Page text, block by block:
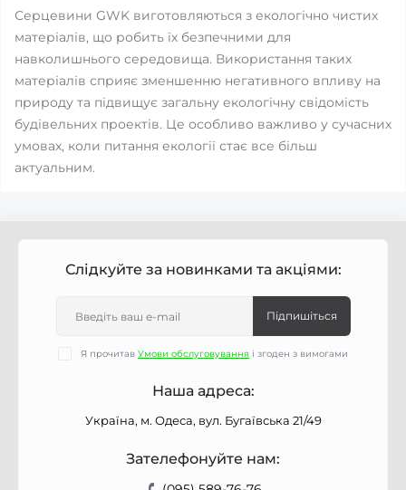
Серцевини GWK виготовляються з екологічно чистих
матеріалів, що робить їх безпечними для
навколишнього середовища. Використання таких
матеріалів сприяє зменшенню негативного впливу на
природу та підвищує загальну екологічну свідомість
будівельних проектів. Це особливо важливо у сучасних
умовах, коли питання екології стає все більш
актуальним.
Слідкуйте за новинками та акціями:
Підпишіться
Я прочитав Умови обслуговування і згоден з вимогами
Наша адреса:
Україна, м. Одеса, вул. Бугаївська 21/49
Зателефонуйте нам: